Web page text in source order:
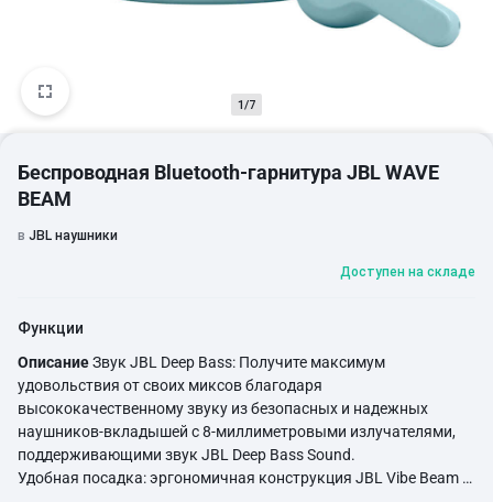
1/7
Беспроводная Bluetooth-гарнитура JBL WAVE
BEAM
в JBL наушники
Доступен на складе
Функции
ОписаниеЗвук JBL Deep Bass: Получите максимум
удовольствия от своих миксов благодаря
высококачественному звуку из безопасных и надежных
наушников-вкладышей с 8-миллиметровыми излучателями,
поддерживающими звук JBL Deep Bass Sound.
Удобная посадка: эргономичная конструкция JBL Vibe Beam с